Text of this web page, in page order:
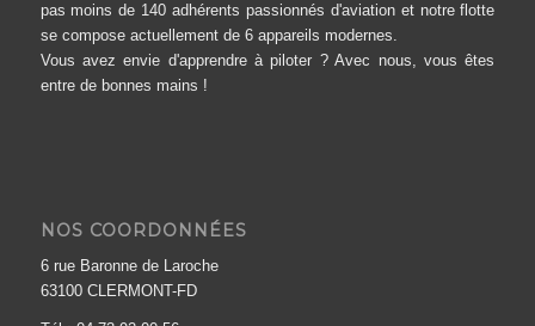
pas moins de 140 adhérents passionnés d'aviation et notre flotte
se compose actuellement de 6 appareils modernes.
Vous avez envie d'apprendre à piloter ? Avec nous, vous êtes
entre de bonnes mains !
NOS COORDONNÉES
6 rue Baronne de Laroche
63100 CLERMONT-FD